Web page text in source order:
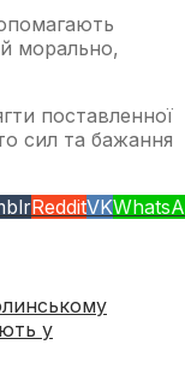
морально,
поставленної
сил та бажання
RedditVK
у